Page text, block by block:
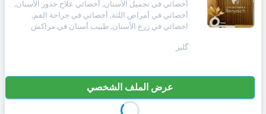
أخصائي في تجميل الأسنان, أخصائي علاج جذور الأسنان,
أخصائي في أمراض اللثة, أخصائي في جراحة الفم,
اخصائي في زرع الأسنان, طبيب أسنان في مراكش
گليز
عرض الملف الشخصي